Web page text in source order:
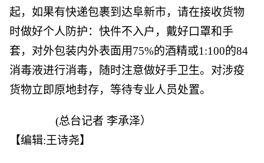
起，如果有快递包裹到达阜新市，请在接收货物
时做好个人防护：快件不入户，戴好口罩和手
套，对外包装内外表面用75%的酒精或1:100的84
消毒液进行消毒，随时注意做好手卫生。对涉疫
货物立即原地封存，等待专业人员处置。
(总台记者 李承泽）
【编辑:王诗尧】